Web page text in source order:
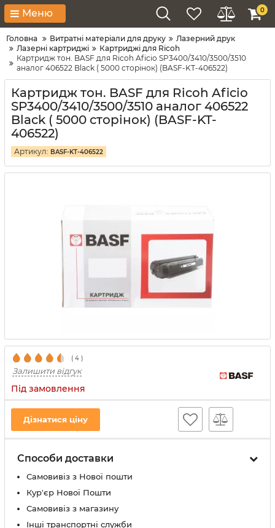
Меню 0
Головна Витратні матеріали для друку
Лазерний друк
Лазерні картриджі
Картриджі для Ricoh
Картридж тон. BASF для Ricoh Aficio SP3400/3410/3500/3510
аналог 406522 Black ( 5000 сторінок) (BASF-KT-406522)
Картридж тон. BASF для Ricoh Aficio
SP3400/3410/3500/3510 аналог 406522
Black ( 5000 сторінок) (BASF-KT-
406522)
Артикул: BASF-KT-406522
( 4 )
Залишити відгук
Під замовлення
Дізнатися ціну
Способи доставки
Самовивіз з Нової пошти
Кур'єр Нової Пошти
Самовивіз з магазину
Інші транспортні служби